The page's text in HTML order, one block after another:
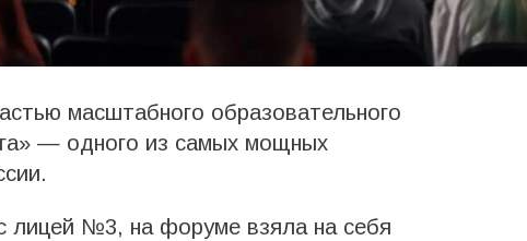
масштабного образовательного
— одного из самых мощных
лицей №3, на форуме взяла на себя